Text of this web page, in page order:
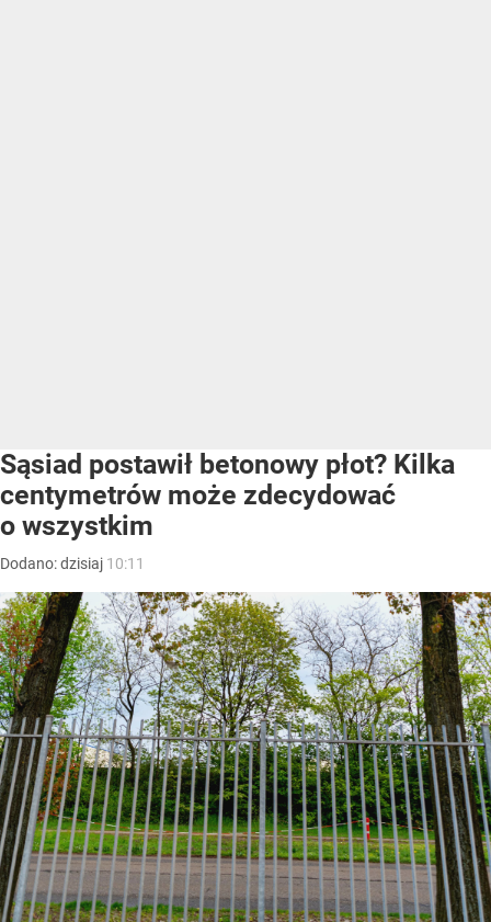
Sąsiad postawił betonowy płot? Kilka
centymetrów może zdecydować
o wszystkim
Dodano:dzisiaj 10:11